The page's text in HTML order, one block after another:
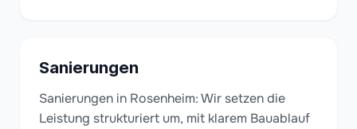
Sanierungen
Sanierungen in Rosenheim: Wir setzen die
Leistung strukturiert um, mit klarem Bauablauf